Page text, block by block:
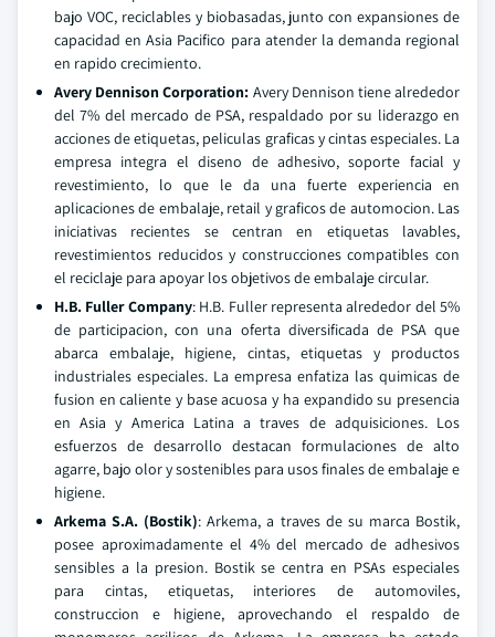
bajo VOC, reciclables y biobasadas, junto con expansiones de
capacidad en Asia Pacifico para atender la demanda regional
en rapido crecimiento.
Avery Dennison Corporation: Avery Dennison tiene alrededor
del 7% del mercado de PSA, respaldado por su liderazgo en
acciones de etiquetas, peliculas graficas y cintas especiales. La
empresa integra el diseno de adhesivo, soporte facial y
revestimiento, lo que le da una fuerte experiencia en
aplicaciones de embalaje, retail y graficos de automocion. Las
iniciativas recientes se centran en etiquetas lavables,
revestimientos reducidos y construcciones compatibles con
el reciclaje para apoyar los objetivos de embalaje circular.
H.B. Fuller Company: H.B. Fuller representa alrededor del 5%
de participacion, con una oferta diversificada de PSA que
abarca embalaje, higiene, cintas, etiquetas y productos
industriales especiales. La empresa enfatiza las quimicas de
fusion en caliente y base acuosa y ha expandido su presencia
en Asia y America Latina a traves de adquisiciones. Los
esfuerzos de desarrollo destacan formulaciones de alto
agarre, bajo olor y sostenibles para usos finales de embalaje e
higiene.
Arkema S.A. (Bostik): Arkema, a traves de su marca Bostik,
posee aproximadamente el 4% del mercado de adhesivos
sensibles a la presion. Bostik se centra en PSAs especiales
para cintas, etiquetas, interiores de automoviles,
construccion e higiene, aprovechando el respaldo de